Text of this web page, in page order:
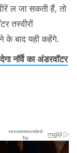
ल जा सकती हैं, तो
तस्वीरों
बाद यही कहेंगे.
नॉर्वे का अंडरवॉटर